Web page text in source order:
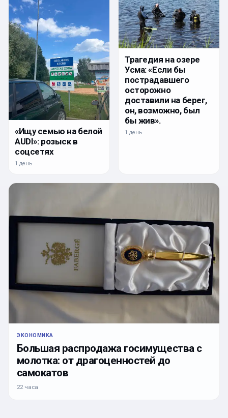
«Ищу семью на белой
AUDI»: розыск в
соцсетях
1 день
Трагедия на озере
Усма: «Если бы
пострадавшего
осторожно
доставили на берег,
он, возможно, был
бы жив».
1 день
ЭКОНОМИКА
Большая распродажа госимущества с
молотка: от драгоценностей до
самокатов
22 часа